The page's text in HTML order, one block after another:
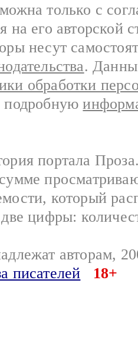
только с
на его авторской
несут
.
обработки
подробную
портала
который
цифры:
авторам,
писателей
18+